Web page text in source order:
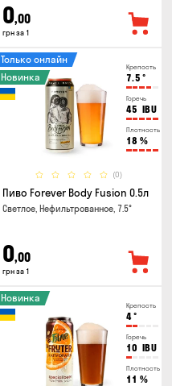
0,00
грн за 1
Крепость
7.5 °
Горечь
45 IBU
Плотность
18 %
(0)
Только онлайн
Новинка
Пиво Forever Body Fusion 0.5л
Светлое, Нефильтрованное, 7.5°
0,00
грн за 1
Крепость
4°
Горечь
10 IBU
Плотность
11 %
Новинка